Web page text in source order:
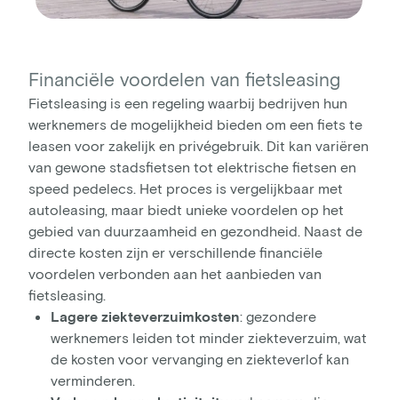
Financiële voordelen van fietsleasing
Fietsleasing is een regeling waarbij bedrijven hun
werknemers de mogelijkheid bieden om een fiets te
leasen voor zakelijk en privégebruik. Dit kan variëren
van gewone stadsfietsen tot elektrische fietsen en
speed pedelecs. Het proces is vergelijkbaar met
autoleasing, maar biedt unieke voordelen op het
gebied van duurzaamheid en gezondheid. Naast de
directe kosten zijn er verschillende financiële
voordelen verbonden aan het aanbieden van
fietsleasing.
Lagere ziekteverzuimkosten: gezondere
werknemers leiden tot minder ziekteverzuim, wat
de kosten voor vervanging en ziekteverlof kan
verminderen.